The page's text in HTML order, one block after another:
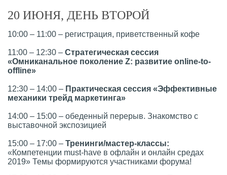
20 ИЮНЯ, ДЕНЬ ВТОРОЙ
10:00 – 11:00 – регистрация, приветственный кофе
11:00 – 12:30 – Стратегическая сессия
«Oмниканальное поколение Z: развитие online-to-
offline»
12:30 – 14:00 – Практическая сессия «Эффективные
механики трейд маркетинга»
14:00 – 15:00 – обеденный перерыв. Знакомство с
выставочной экспозицией
15:00 – 17:00 – Тренинги/мастер-классы:
«Компетенции must-have в офлайн и онлайн средах
2019» Темы формируются участниками форума!